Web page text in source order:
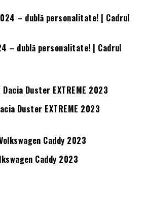
– dublă personalitate! | Cadrul
Duster EXTREME 2023
Caddy 2023